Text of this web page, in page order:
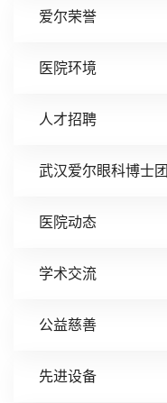
爱尔荣誉
医院环境
人才招聘
武汉爱尔眼科博士团
医院动态
学术交流
公益慈善
先进设备